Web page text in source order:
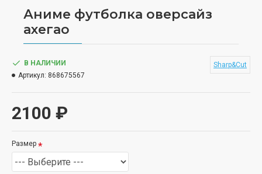
Аниме футболка оверсайз
ахегао
2100 ₽
В НАЛИЧИИ
Артикул: 868675567
Sharp&Cut
Размер